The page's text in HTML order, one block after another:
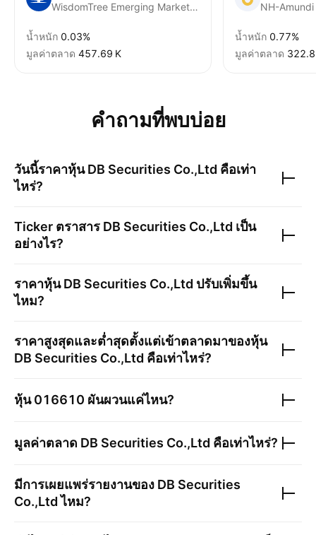
WisdomTree Emerging Markets SmallCap Dividend Fund
น้ำหนัก 0.03%
มูลค่าตลาด ‪457.69 K‬
น้ำหนัก 0.77%
มูลค่าตลาด
คำถามที่พบบ่อย
วันนี้ราคาหุ้นDB Securities Co.,Ltd คือเท่า
ไหร่?
Ticker ตราสาร DB Securities Co.,Ltd เป็น
อย่างไร?
ราคาหุ้นDB Securities Co.,Ltd ปรับเพิ่มขึ้น
ไหม?
ราคาสูงสุดและต่ำสุดตั้งแต่เข้าตลาดมาของหุ้น
DB Securities Co.,Ltd คือเท่าไหร่?
หุ้น016610 ผันผวนแค่ไหน?
มูลค่าตลาด DB Securities Co.,Ltd คือเท่าไหร่?
มีการเผยแพร่รายงานของ DB Securities
Co.,Ltdไหม?